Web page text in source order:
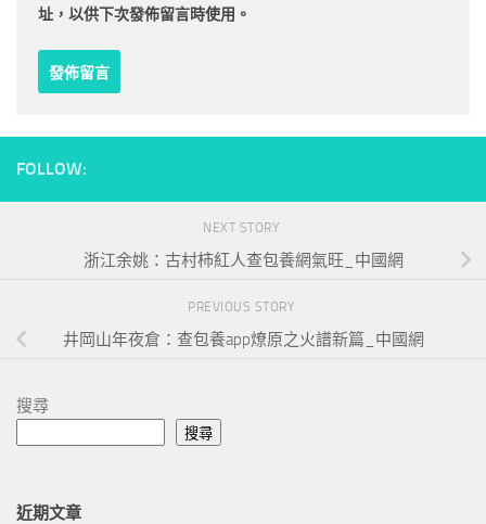
址，以供下次發佈留言時使用。
FOLLOW:
NEXT STORY
浙江余姚：古村柿紅人查包養網氣旺_中國網
PREVIOUS STORY
井岡山年夜倉：查包養app燎原之火譜新篇_中國網
搜尋
搜尋
近期文章